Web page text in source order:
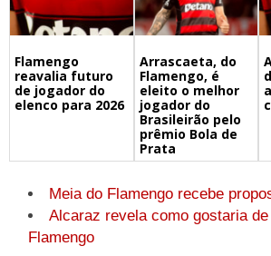
Flamengo
reavalia futuro
de jogador do
elenco para 2026
Arrascaeta, do
Flamengo, é
eleito o melhor
jogador do
Brasileirão pelo
prêmio Bola de
Prata
Meia do Flamengo recebe
Alcaraz revela como gostaria
Flamengo